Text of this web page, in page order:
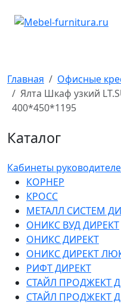
Главная Офисные
Ялта Шкаф узкий
400*450*1195
Каталог
Кабинеты
КОРНЕР
КРОСС
МЕТАЛЛ СИСТЕМ
ОНИКС ВУД ДИРЕКТ
ОНИКС ДИРЕКТ
ОНИКС ДИРЕКТ
РИФТ ДИРЕКТ
СТАЙЛ ПРОДЖЕКТ
СТАЙЛ ПРОДЖЕКТ